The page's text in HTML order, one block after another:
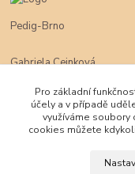
Pedig-Brno
Gabriela Cejnková
klimpe@klimpe.cz
Pro základní
účely a v případě
využíváme soubory
cookies můžete